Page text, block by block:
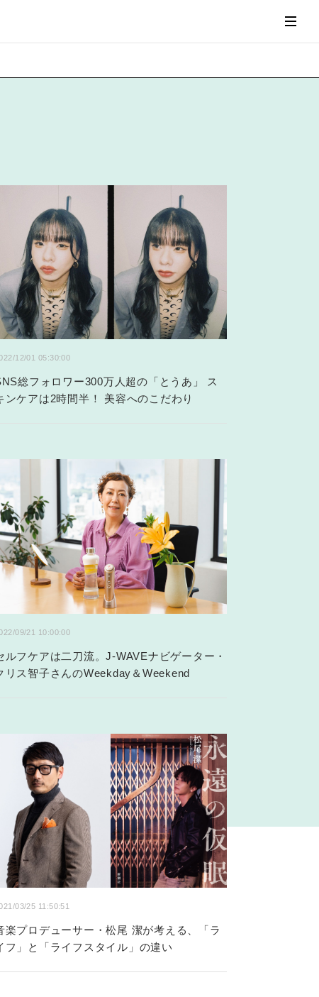
12/01 05:30:00
総フォロワー300万人超の「とうあ」 ス
ンケアは2時間半！ 美容へのこだわり
09/21 10:00:00
ルフケアは二刀流。J-WAVEナビゲーター・
リス智子さんのWeekday＆Weekend
03/25 11:50:51
楽プロデューサー・松尾 潔が考える、「ラ
フ」と「ライフスタイル」の違い